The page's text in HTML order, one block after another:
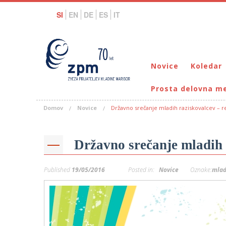
SI EN DE ES IT
Novice Koledar
Prosta delovna
Domov Novice Državno srečanje mladih raziskovalcev –
Državno srečanje
Published 19/05/2016 Posted in: Novice Oznake: